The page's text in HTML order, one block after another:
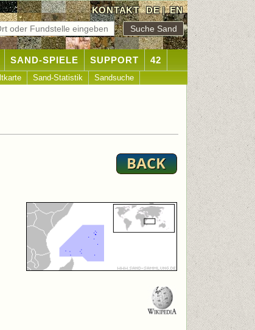
KONTAKT DE|EN
SAND-SPIELE SUPPORT 42
Sand-Statistik Sandsuche